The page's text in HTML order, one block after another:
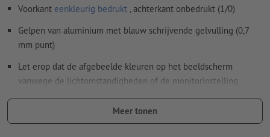
Spel- en zetfoutenworden door ons niet gecontroleerd
Hoe maak ik afdrukgegevens correct?
Voorkant eenkleurig bedrukt , achterkant onbedrukt (1/0)
Gelpen van aluminium met blauw schrijvende gelvulling (0,7
mm punt)
Let erop dat de afgebeelde kleuren op het beeldscherm
vanwege de lichtomstandigheden of de monitorinstelling
Meer tonen